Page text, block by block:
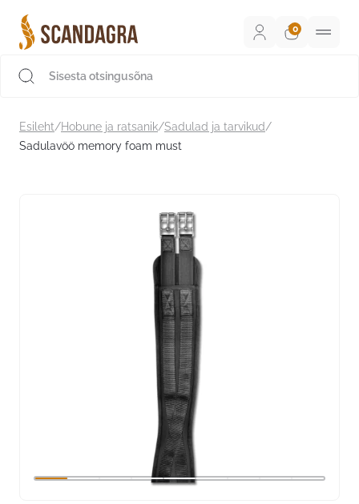
sisu
juurde
Esileht/Hobune ja ratsanik/Sadulad ja tarvikud/
Sadulavöö memory foam must